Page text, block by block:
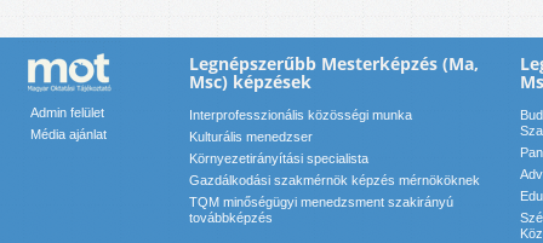
Admin felület
Média ajánlat
Legnépszerűbb Mesterképzés (Ma,
Msc) képzések
Interprofesszionális közösségi munka
Kulturális menedzser
Környezetirányítási specialista
Gazdálkodási szakmérnök képzés mérnököknek
TQM minőségügyi menedzsment szakirányú
továbbképzés